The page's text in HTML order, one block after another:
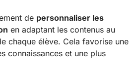
de personnaliser les
en adaptant les contenus au
chaque élève. Cela favorise une
connaissances et une plus